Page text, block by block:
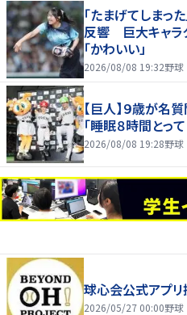
「たまげてしまっ
反響 巨大キャラ
「かわいい」
2026/08/08 19:32野球
【巨人】９歳が名
「睡眠８時間とっ
2026/08/08 19:28野球
球心会公式アプリ
2026/05/27 00:00野球